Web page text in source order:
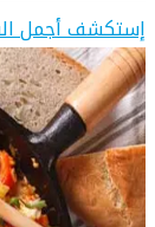
إستكشف أجمل